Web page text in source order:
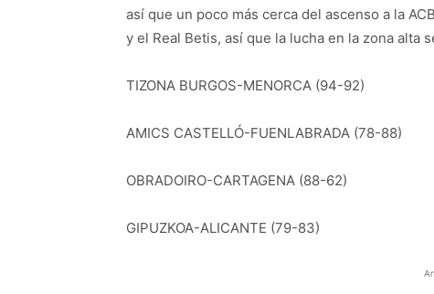
así que un poco más cerca del ascenso a la
y el Real Betis, así que la lucha en la zona alta
TIZONA BURGOS-MENORCA (94-92)
AMICS CASTELLÓ-FUENLABRADA (78-88)
OBRADOIRO-CARTAGENA (88-62)
GIPUZKOA-ALICANTE (79-83)